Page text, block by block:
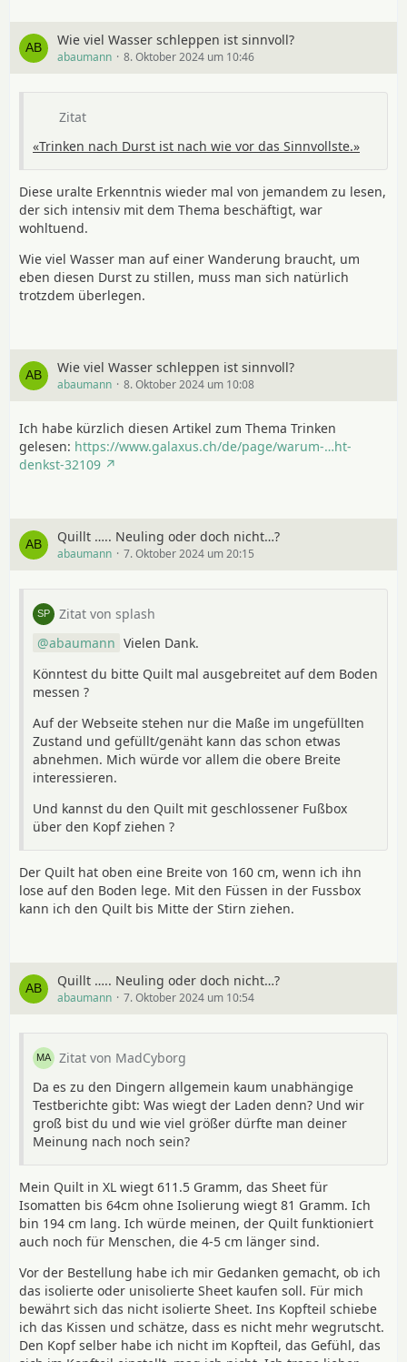
Wie viel Wasser schleppen ist sinnvoll?
abaumann 8. Oktober 2024 um 10:46
Zitat
«Trinken nach Durst ist nach wie vor das Sinnvollste.»
Diese uralte Erkenntnis wieder mal von jemandem zu lesen,
der sich intensiv mit dem Thema beschäftigt, war
wohltuend.
Wie viel Wasser man auf einer Wanderung braucht, um
eben diesen Durst zu stillen, muss man sich natürlich
trotzdem überlegen.
Wie viel Wasser schleppen ist sinnvoll?
abaumann 8. Oktober 2024 um 10:08
Ich habe kürzlich diesen Artikel zum Thema Trinken
gelesen: https://www.galaxus.ch/de/page/warum-…ht-
denkst-32109
Quillt ….. Neuling oder doch nicht…?
abaumann 7. Oktober 2024 um 20:15
Zitat von splash
abaumann Vielen Dank.
Könntest du bitte Quilt mal ausgebreitet auf dem Boden
messen ?
Auf der Webseite stehen nur die Maße im ungefüllten
Zustand und gefüllt/genäht kann das schon etwas
abnehmen. Mich würde vor allem die obere Breite
interessieren.
Und kannst du den Quilt mit geschlossener Fußbox
über den Kopf ziehen ?
Der Quilt hat oben eine Breite von 160 cm, wenn ich ihn
lose auf den Boden lege. Mit den Füssen in der Fussbox
kann ich den Quilt bis Mitte der Stirn ziehen.
Quillt ….. Neuling oder doch nicht…?
abaumann 7. Oktober 2024 um 10:54
Zitat von MadCyborg
Da es zu den Dingern allgemein kaum unabhängige
Testberichte gibt: Was wiegt der Laden denn? Und wir
groß bist du und wie viel größer dürfte man deiner
Meinung nach noch sein?
Mein Quilt in XL wiegt 611.5 Gramm, das Sheet für
Isomatten bis 64cm ohne Isolierung wiegt 81 Gramm. Ich
bin 194 cm lang. Ich würde meinen, der Quilt funktioniert
auch noch für Menschen, die 4-5 cm länger sind.
Vor der Bestellung habe ich mir Gedanken gemacht, ob ich
das isolierte oder unisolierte Sheet kaufen soll. Für mich
bewährt sich das nicht isolierte Sheet. Ins Kopfteil schiebe
ich das Kissen und schätze, dass es nicht mehr wegrutscht.
Den Kopf selber habe ich nicht im Kopfteil, das Gefühl, das